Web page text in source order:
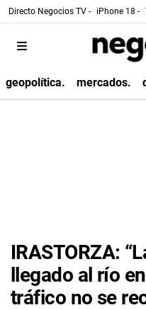
Directo Negocios TV - iPhone 18 -
geopolítica. mercados.
IRASTORZA:
llegado al río
tráfico no se